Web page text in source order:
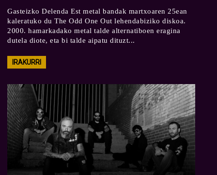
Gasteizko Delenda Est metal bandak martxoaren 25ean
kaleratuko du The Odd One Out lehendabiziko diskoa.
2000. hamarkadako metal talde alternatiboen eragina
dutela diote, eta bi talde aipatu dituzt...
IRAKURRI